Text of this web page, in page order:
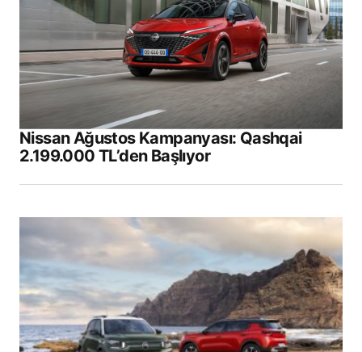
Nissan Ağustos Kampanyası: Qashqai
2.199.000 TL’den Başlıyor